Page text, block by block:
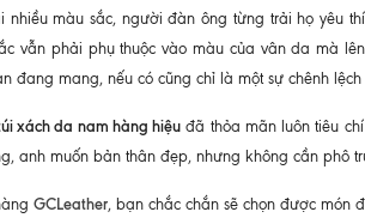
nhiều màu sắc, người đàn ông từng trải họ yêu
vẫn phải phụ thuộc vào màu của vân da mà
đang mang, nếu có cũng chỉ là một sự chênh
xách da nam hàng hiệu đã thỏa mãn luôn tiêu
anh muốn bản thân đẹp, nhưng không cần
GCLeather, bạn chắc chắn sẽ chọn được món